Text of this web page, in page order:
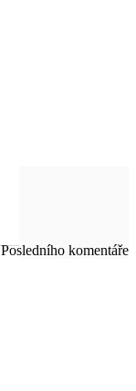
Posledního komentáře